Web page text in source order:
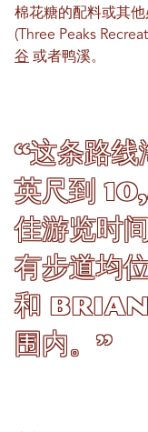
棉花糖的配料或其
(Three Peaks
谷 或者鸭溪。
“这条路
英尺到
佳游览时
有步道
和 Brian
围内。”